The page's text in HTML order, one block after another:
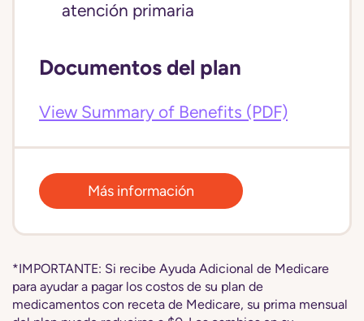
atención primaria
Documentos del plan
View Summary of Benefits (PDF)
Más información
*IMPORTANTE: Si recibe Ayuda Adicional de Medicare
para ayudar a pagar los costos de su plan de
medicamentos con receta de Medicare, su prima mensual